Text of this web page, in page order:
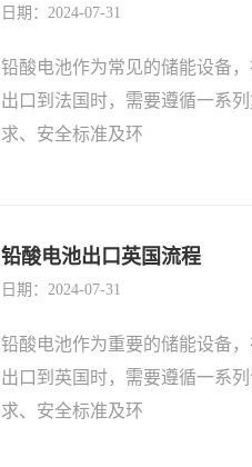
日期：2024-07-31
铅酸电池作为常见的储能设备
出口到法国时，需要遵循一系
求、安全标准及环
铅酸电池出口英国流程
日期：2024-07-31
铅酸电池作为重要的储能设备
出口到英国时，需要遵循一系
求、安全标准及环